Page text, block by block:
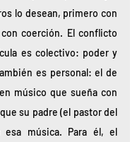
lo desean, primero con
coerción. El conflicto
es colectivo: poder y
es personal: el de
músico que sueña con
su padre (el pastor del
esa música. Para él, el